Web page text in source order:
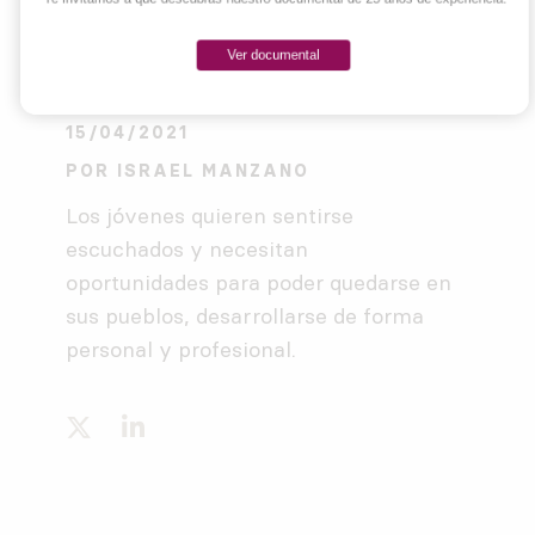
15/04/2021
POR
ISRAEL MANZANO
Los jóvenes quieren sentirse
escuchados y necesitan
oportunidades para poder quedarse en
sus pueblos, desarrollarse de forma
personal y profesional.
Ver documental